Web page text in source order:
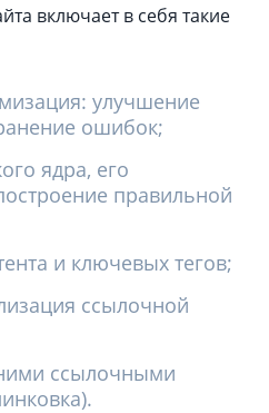
включает в себя такие
улучшение
ошибок;
ядра, его
правильной
и ключевых тегов;
ссылочной
ссылочными